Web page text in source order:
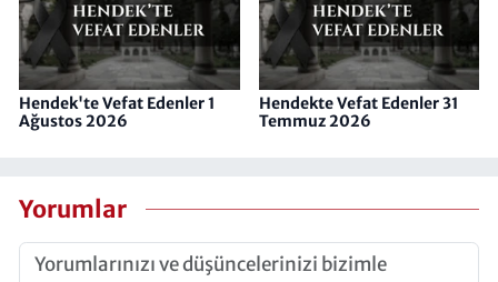
Hendek'te Vefat Edenler 1
Ağustos 2026
Hendekte Vefat Edenler 31
Temmuz 2026
Yorumlar